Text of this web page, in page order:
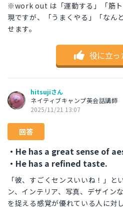
※work out は「運動する」「筋
現ですが、「うまくやる」「なん
せます。
役に立っ
hitsujiさん
ネイティブキャンプ英会話講師
2025/11/21 13:07
回答
・He has a great sense of
・He has a refined taste.
「彼、すごくセンスいいね！」と
ン、インテリア、写真、デザイン
を捉える感覚が優れている人に対